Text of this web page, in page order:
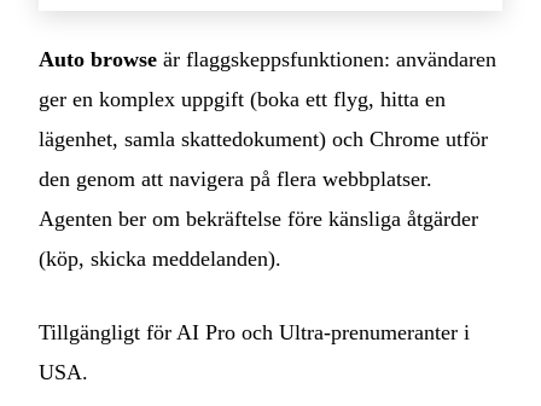
Auto browse är flaggskeppsfunktionen: användaren
ger en komplex uppgift (boka ett flyg, hitta en
lägenhet, samla skattedokument) och Chrome utför
den genom att navigera på flera webbplatser.
Agenten ber om bekräftelse före känsliga åtgärder
(köp, skicka meddelanden).
Tillgängligt för AI Pro och Ultra-prenumeranter i
USA.